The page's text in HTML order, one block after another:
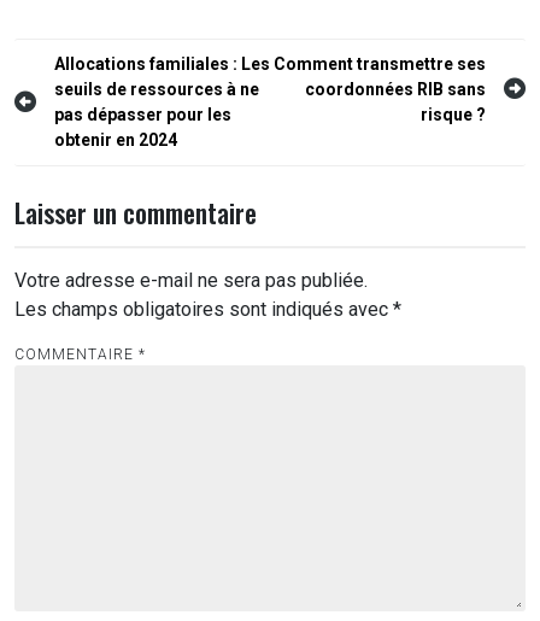
Navigation
de
l’article
Allocations familiales : Les
seuils de ressources à ne
pas dépasser pour les
obtenir en 2024
Comment transmettre ses
coordonnées RIB sans
risque ?
Laisser un commentaire
Votre adresse e-mail ne sera pas publiée.
Les champs obligatoires sont indiqués avec *
COMMENTAIRE *